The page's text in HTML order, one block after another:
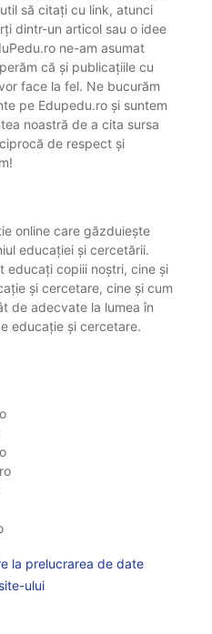
să citați cu link, atunci
dintr-un articol sau o idee
ne-am asumat
că și publicațiile cu
face la fel. Ne bucurăm
pe Edupedu.ro și suntem
noastră de a cita sursa
de respect și
online care găzduiește
educației și cercetării.
educați copiii noștri, cine și
și cercetare, cine și cum
de adecvate la lumea în
educație și cercetare.
la prelucrarea de date
ului